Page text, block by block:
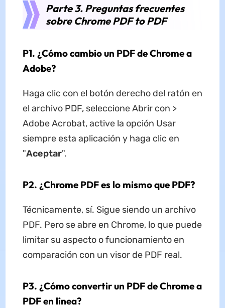
Parte 3. Preguntas frecuentes
sobre Chrome PDF to PDF
P1. ¿Cómo cambio un PDF de Chrome a
Adobe?
Haga clic con el botón derecho del ratón en
el archivo PDF, seleccione Abrir con >
Adobe Acrobat, active la opción Usar
siempre esta aplicación y haga clic en
"Aceptar".
P2. ¿Chrome PDF es lo mismo que PDF?
Técnicamente, sí. Sigue siendo un archivo
PDF. Pero se abre en Chrome, lo que puede
limitar su aspecto o funcionamiento en
comparación con un visor de PDF real.
P3. ¿Cómo convertir un PDF de Chrome a
PDF en línea?